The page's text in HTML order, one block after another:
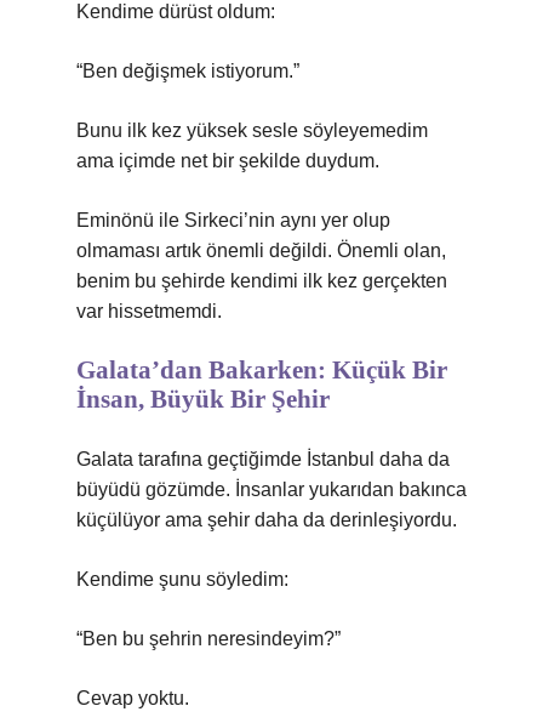
Kendime dürüst oldum:
“Ben değişmek istiyorum.”
Bunu ilk kez yüksek sesle söyleyemedim
ama içimde net bir şekilde duydum.
Eminönü ile Sirkeci’nin aynı yer olup
olmaması artık önemli değildi. Önemli olan,
benim bu şehirde kendimi ilk kez gerçekten
var hissetmemdi.
Galata’dan Bakarken: Küçük Bir
İnsan, Büyük Bir Şehir
Galata tarafına geçtiğimde İstanbul daha da
büyüdü gözümde. İnsanlar yukarıdan bakınca
küçülüyor ama şehir daha da derinleşiyordu.
Kendime şunu söyledim:
“Ben bu şehrin neresindeyim?”
Cevap yoktu.